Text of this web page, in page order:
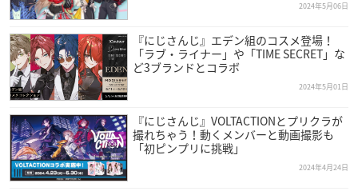
2024年5月06日
『にじさんじ』エデン組のコスメ登場！
「ラブ・ライナー」や「TIME SECRET」な
ど3ブランドとコラボ
2024年5月01日
『にじさんじ』VOLTACTIONとプリクラが
撮れちゃう！動くメンバーと動画撮影も
「初ピンプリに挑戦」
2024年4月24日